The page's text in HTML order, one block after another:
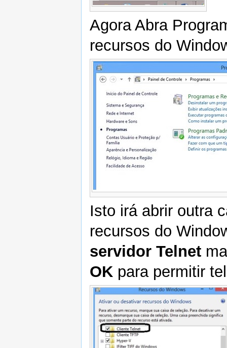
Agora Abra
recursos do
Isto irá abrir outra
recursos do
servidor Telnet
OK para permitir